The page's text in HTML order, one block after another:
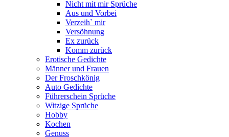
Nicht mit mir Sprüche
Aus und Vorbei
Verzeih` mir
Versöhnung
Ex zurück
Komm zurück
Erotische Gedichte
Männer und Frauen
Der Froschkönig
Auto Gedichte
Führerschein Sprüche
Witzige Sprüche
Hobby
Kochen
Genuss